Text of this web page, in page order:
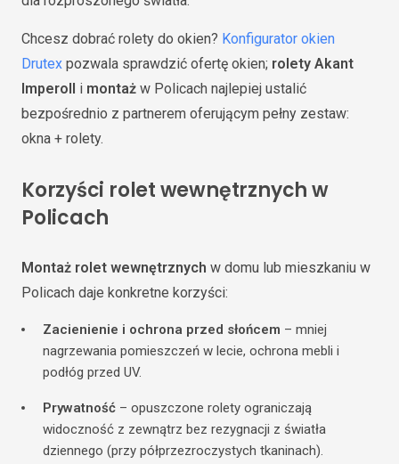
Chcesz dobrać rolety do okien? Konfigurator okien
Drutex pozwala sprawdzić ofertę okien; rolety Akant
Imperoll i montaż w Policach najlepiej ustalić
bezpośrednio z partnerem oferującym pełny zestaw:
okna + rolety.
Korzyści rolet wewnętrznych w
Policach
Montaż rolet wewnętrznych w domu lub mieszkaniu w
Policach daje konkretne korzyści:
Zacienienie i ochrona przed słońcem – mniej
nagrzewania pomieszczeń w lecie, ochrona mebli i
podłóg przed UV.
Prywatność – opuszczone rolety ograniczają
widoczność z zewnątrz bez rezygnacji z światła
dziennego (przy półprzezroczystych tkaninach).